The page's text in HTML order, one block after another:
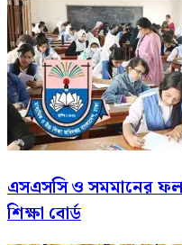
এসএসসি ও সমমানের
শিক্ষা বোর্ড